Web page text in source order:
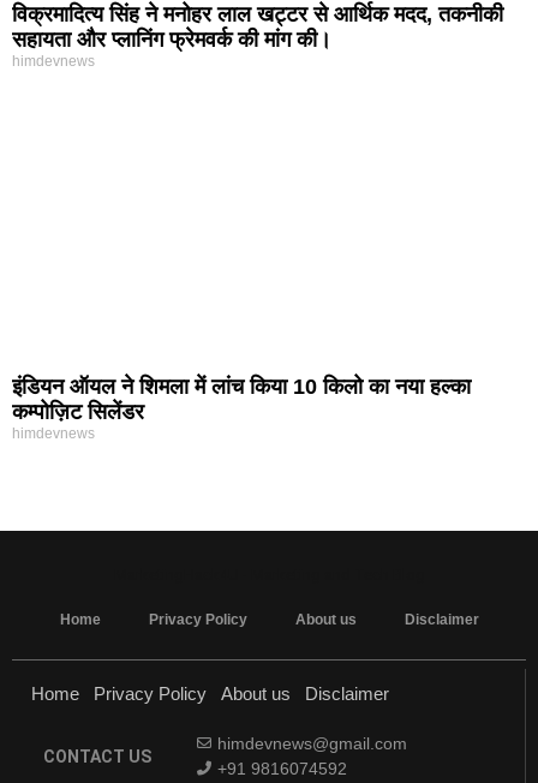
विक्रमादित्य सिंह ने मनोहर लाल खट्टर से आर्थिक मदद, तकनीकी
सहायता और प्लानिंग फ्रेमवर्क की मांग की।
himdevnews
इंडियन ऑयल ने शिमला में लांच किया 10 किलो का नया हल्का
कम्पोज़िट सिलेंडर
himdevnews
Home Privacy Policy About us Disclaimer
Home Privacy Policy About us Disclaimer
CONTACT US
himdevnews@gmail.com
+91 9816074592